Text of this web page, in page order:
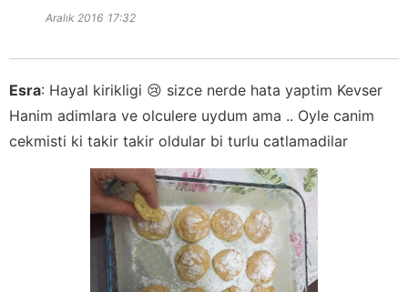
Aralık 2016 17:32
Esra: Hayal kirikligi 😢 sizce nerde hata yaptim Kevser
Hanim adimlara ve olculere uydum ama .. Oyle canim
cekmisti ki takir takir oldular bi turlu catlamadilar